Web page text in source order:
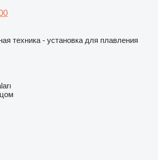
техника - установка для плавления